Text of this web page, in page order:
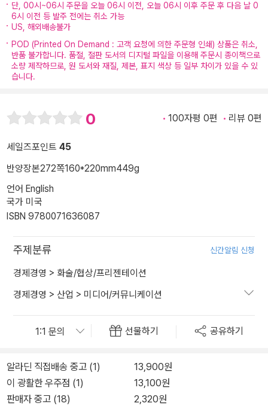
단, 00시~06시 주문을 오늘 06시 이전, 오늘 06시 이후 주문 후 다음 날 0
6시 이전 등 발주 전에는 취소 가능
US, 해외배송불가
POD (Printed On Demand : 고객 요청에 의한 주문형 인쇄) 상품은 취소,
반품 불가합니다. 품절, 절판 도서의 디지털 파일을 이용해 주문시 종이책으로
소량 제작하므로, 원 도서와 재질, 제본, 표지 색상 등 일부 차이가 있을 수 있
습니다.
0 100자평 0편 리뷰 0편
세일즈포인트 45
반양장본272쪽160*220mm449g
언어 English
국가 미국
ISBN 9780071636087
주제분류 신간알림 신청
경제경영 > 화술/협상/프리젠테이션
경제경영 > 산업 > 미디어/커뮤니케이션
선물하기 공유하기
알라딘 직접배송 중고 (1)
13,900원
이 광활한 우주점 (1)
13,100원
판매자 중고 (18)
2,320원